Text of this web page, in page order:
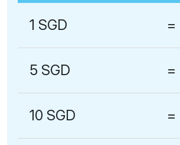
1 SGD =
5 SGD =
10 SGD =